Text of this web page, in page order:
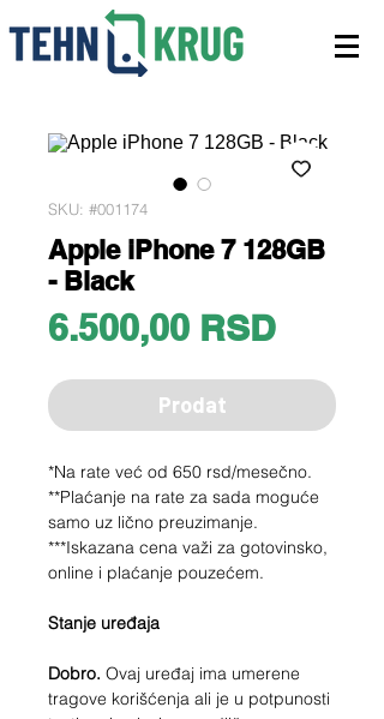
SKU: #001174
Apple iPhone 7 128GB
- Black
6.500,00 RSDPrice
Prodat
*Na rate već od 650 rsd/mesečno.
**Plaćanje na rate za sada moguće
samo uz lično preuzimanje.
***Iskazana cena važi za gotovinsko,
online i plaćanje pouzećem.
Stanje uređaja
Dobro. Ovaj uređaj ima umerene
tragove korišćenja ali je u potpunosti